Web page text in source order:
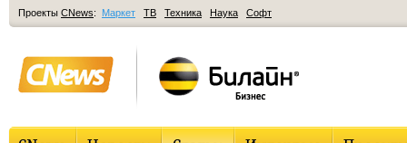
Проекты CNews: Маркет ТВ Техника Наука Софт